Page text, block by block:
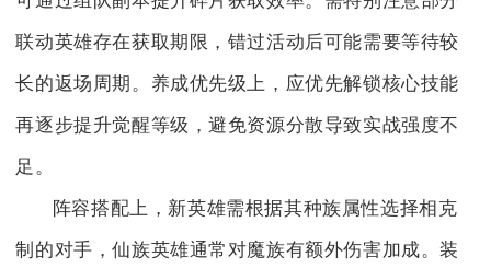
联动英雄存在获取期限，错过活动后可能需要等待较
长的返场周期。养成优先级上，应优先解锁核心技能
再逐步提升觉醒等级，避免资源分散导致实战强度不
足。
阵容搭配上，新英雄需根据其种族属性选择相克
制的对手，仙族英雄通常对魔族有额外伤害加成。装